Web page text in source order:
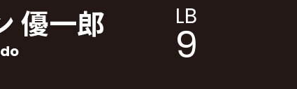
優一郎 LB
9